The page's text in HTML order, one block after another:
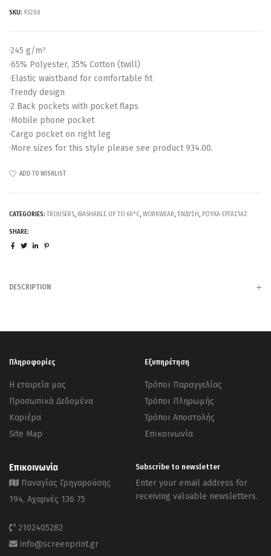
SKU: 93200
·245 g/m²
·65% Polyester, 35% Cotton (twill)
·Elastic waistband for comfortable fit
·Trendy design
·2 Back pockets with pocket flaps
·Mobile phone pocket
·Cargo pocket on right leg
·More sizes for this style please see product 934.00.
ADD TO WISHLIST
CATEGORIES: TROUSERS, WASHABLE UP TO 60°C, WORKWEAR, ΈΝΔΥΣΗ, ΡΟΎΧΑ ΕΡΓΑΣΊΑΣ
SHARE:
DESCRIPTION
Πληροφορίες
Η εταιρεία μας
Προσωπικά Δεδομένα
Καριέρα
Site Map
Εξυπηρέτηση
Τρόποι Παραγγελίας
Τρόποι Πληρωμής
Τρόποι Αποστολής
Επικοινωνία
Επικοινωνία
Παναγίας Γρηγορούσης
194, Αχαρνές 136 75
2102405282
info@screenprint.gr
Subscribe to newsletter
Enter your email address for
receiving valuable newsletters.